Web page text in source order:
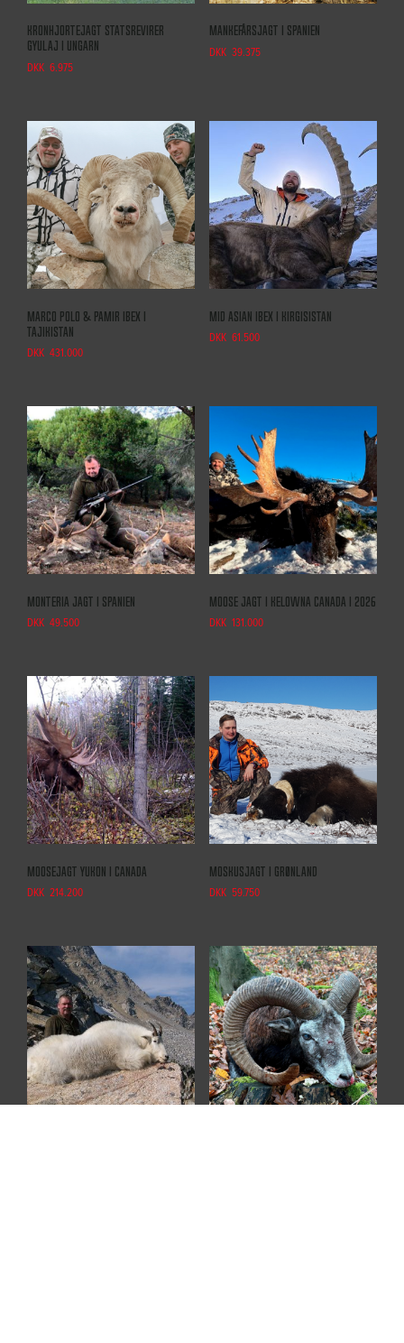
Kronhjortejagt statsrevirer
Gyulaj i Ungarn
DKK 6.975
Mankefårsjagt i Spanien
DKK 39.375
Marco Polo & Pamir Ibex i
Tajikistan
DKK 431.000
Mid Asian Ibex i Kirgisistan
DKK 61.500
Monteria jagt i Spanien
DKK 49.500
Moose jagt i Kelowna Canada i 2026
DKK 131.000
Moosejagt Yukon i Canada
DKK 214.200
Moskusjagt i Grønland
DKK 59.750